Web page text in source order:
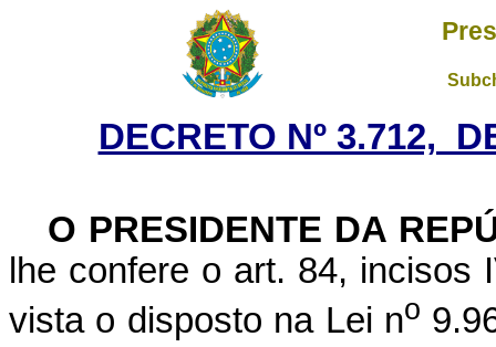
DECRETO Nº 3.712,
O PRESIDENTE DA
lhe confere o art. 84,
vista o disposto na Lei no